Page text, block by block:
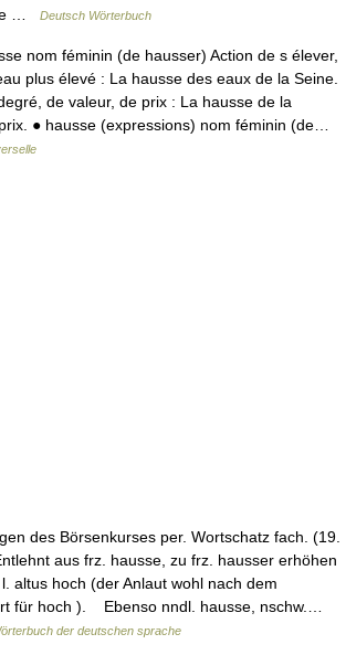
… Deutsch Wörterbuch
nom féminin (de hausser) Action de s élever,
plus élevé : La hausse des eaux de la Seine.
de valeur, de prix : La hausse de la
● hausse (expressions) nom féminin (de…
des Börsenkurses per. Wortschatz fach. (19.
aus frz. hausse, zu frz. hausser erhöhen
l. altus hoch (der Anlaut wohl nach dem
für hoch ). Ebenso nndl. hausse, nschw.…
der deutschen sprache